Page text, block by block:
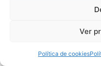
Ver
Política de cookies
Mapa del